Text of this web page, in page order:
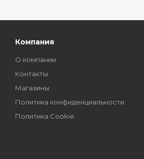
Компания
О компании
Контакты
Магазины
Политика конфиденциальности
Политика Cookie